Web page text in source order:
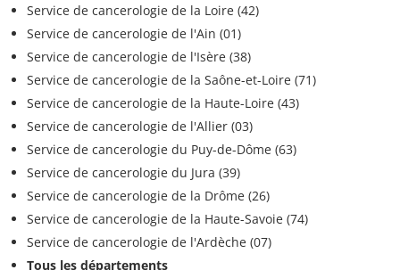
Service de cancerologie de la Loire (42)
Service de cancerologie de l'Ain (01)
Service de cancerologie de l'Isère (38)
Service de cancerologie de la Saône-et-Loire (71)
Service de cancerologie de la Haute-Loire (43)
Service de cancerologie de l'Allier (03)
Service de cancerologie du Puy-de-Dôme (63)
Service de cancerologie du Jura (39)
Service de cancerologie de la Drôme (26)
Service de cancerologie de la Haute-Savoie (74)
Service de cancerologie de l'Ardèche (07)
Tous les départements